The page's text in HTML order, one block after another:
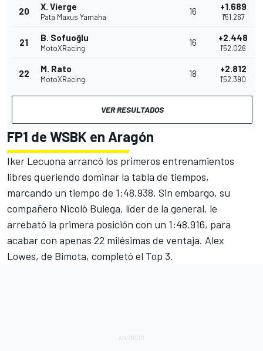
20 X. Vierge
Pata Maxus Yamaha
16 +1.689
1'51.267
21 B. Sofuoğlu
MotoXRacing
16 +2.448
1'52.026
22 M. Rato
MotoXRacing
18 +2.812
1'52.390
VER RESULTADOS
FP1 de WSBK en Aragón
Iker Lecuona arrancó los primeros entrenamientos
libres queriendo dominar la tabla de tiempos,
marcando un tiempo de 1:48.938. Sin embargo, su
compañero Nicolò Bulega, líder de la general, le
arrebató la primera posición con un 1:48.916, para
acabar con apenas 22 milésimas de ventaja. Alex
Lowes, de Bimota, completó el Top 3.